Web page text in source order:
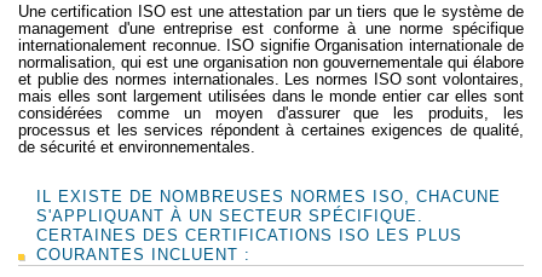
Une certification ISO est une attestation par un tiers que le système de
management d'une entreprise est conforme à une norme spécifique
internationalement reconnue. ISO signifie Organisation internationale de
normalisation, qui est une organisation non gouvernementale qui élabore
et publie des normes internationales. Les normes ISO sont volontaires,
mais elles sont largement utilisées dans le monde entier car elles sont
considérées comme un moyen d'assurer que les produits, les
processus et les services répondent à certaines exigences de qualité,
de sécurité et environnementales.
IL EXISTE DE NOMBREUSES NORMES ISO, CHACUNE
S'APPLIQUANT À UN SECTEUR SPÉCIFIQUE.
CERTAINES DES CERTIFICATIONS ISO LES PLUS
COURANTES INCLUENT :